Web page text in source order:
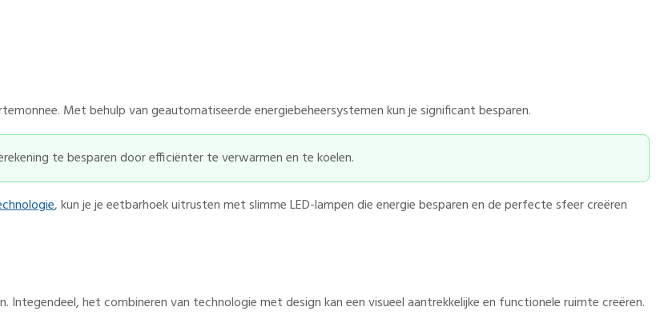
Met behulp van geautomatiseerde energiebeheersystemen kun je significant besparen.
te besparen door efficiënter te verwarmen en te koelen.
, kun je je eetbarhoek uitrusten met slimme LED-lampen die energie besparen en de perfecte sfeer creëren
het combineren van technologie met design kan een visueel aantrekkelijke en functionele ruimte creëren.